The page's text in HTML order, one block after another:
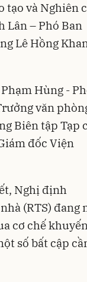
tạo và Nghiên
Lân – Phó Ban
Lê Hồng
Hùng -
văn
Biên tập Tạp
đốc Viện
Nghị định
(RTS) đang
cơ chế
số bất cập